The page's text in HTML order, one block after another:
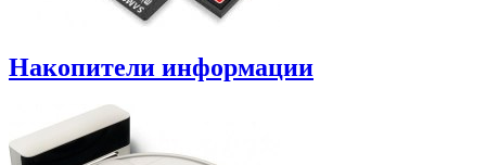
Накопители информации